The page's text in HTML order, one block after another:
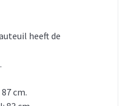
heeft de
cm.